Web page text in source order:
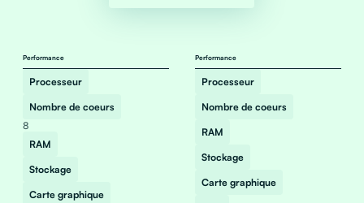
Performance
Processeur
Nombre de coeurs
8
RAM
Stockage
Carte graphique
Performance
Processeur
Nombre de coeurs
RAM
Stockage
Carte graphique